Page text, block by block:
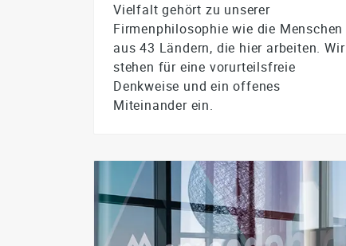
Vielfalt gehört zu unserer
Firmenphilosophie wie die Menschen
aus 43 Ländern, die hier arbeiten. Wir
stehen für eine vorurteilsfreie
Denkweise und ein offenes
Miteinander ein.